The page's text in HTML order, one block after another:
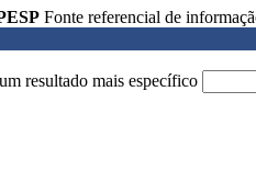
Fonte referencial de
resultado mais específico